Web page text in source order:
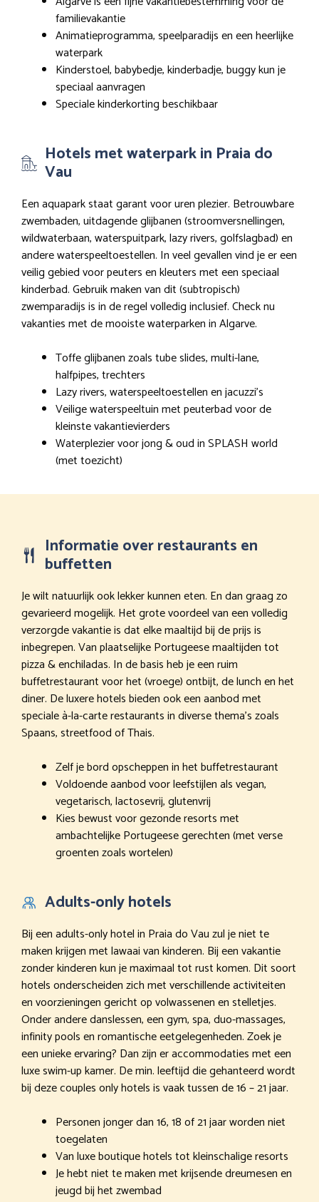
familievakantie
Animatieprogramma, speelparadijs en een heerlijke
waterpark
Kinderstoel, babybedje, kinderbadje, buggy kun je
speciaal aanvragen
Speciale kinderkorting beschikbaar
Hotels met waterpark in Praia do
Vau
Een aquapark staat garant voor uren plezier. Betrouwbare
zwembaden, uitdagende glijbanen (stroomversnellingen,
wildwaterbaan, waterspuitpark, lazy rivers, golfslagbad) en
andere waterspeeltoestellen. In veel gevallen vind je er een
veilig gebied voor peuters en kleuters met een speciaal
kinderbad. Gebruik maken van dit (subtropisch)
zwemparadijs is in de regel volledig inclusief. Check nu
vakanties met de mooiste waterparken in Algarve.
Toffe glijbanen zoals tube slides, multi-lane,
halfpipes, trechters
Lazy rivers, waterspeeltoestellen en jacuzzi’s
Veilige waterspeeltuin met peuterbad voor de
kleinste vakantievierders
Waterplezier voor jong & oud in SPLASH world
(met toezicht)
Informatie over restaurants en
buffetten
Je wilt natuurlijk ook lekker kunnen eten. En dan graag zo
gevarieerd mogelijk. Het grote voordeel van een volledig
verzorgde vakantie is dat elke maaltijd bij de prijs is
inbegrepen. Van plaatselijke Portugeese maaltijden tot
pizza & enchiladas. In de basis heb je een ruim
buffetrestaurant voor het (vroege) ontbijt, de lunch en het
diner. De luxere hotels bieden ook een aanbod met
speciale à-la-carte restaurants in diverse thema’s zoals
Spaans, streetfood of Thais.
Zelf je bord opscheppen in het buffetrestaurant
Voldoende aanbod voor leefstijlen als vegan,
vegetarisch, lactosevrij, glutenvrij
Kies bewust voor gezonde resorts met
ambachtelijke Portugeese gerechten (met verse
groenten zoals wortelen)
Adults-only hotels
Bij een adults-only hotel in Praia do Vau zul je niet te
maken krijgen met lawaai van kinderen. Bij een vakantie
zonder kinderen kun je maximaal tot rust komen. Dit soort
hotels onderscheiden zich met verschillende activiteiten
en voorzieningen gericht op volwassenen en stelletjes.
Onder andere danslessen, een gym, spa, duo-massages,
infinity pools en romantische eetgelegenheden. Zoek je
een unieke ervaring? Dan zijn er accommodaties met een
luxe swim-up kamer. De min. leeftijd die gehanteerd wordt
bij deze couples only hotels is vaak tussen de 16 – 21 jaar.
Personen jonger dan 16, 18 of 21 jaar worden niet
toegelaten
Van luxe boutique hotels tot kleinschalige resorts
Je hebt niet te maken met krijsende dreumesen en
jeugd bij het zwembad